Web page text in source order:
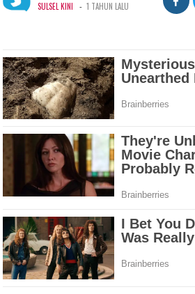
SULSEL KINI - 1 TAHUN LALU